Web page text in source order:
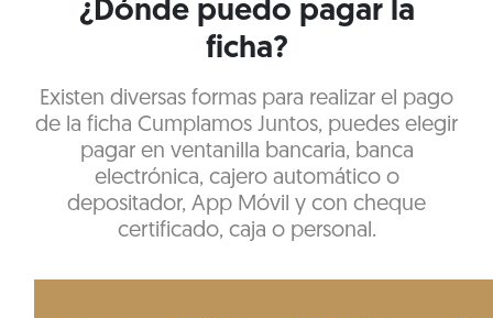
¿Dónde puedo pagar la
ficha?
Existen diversas formas para realizar el pago
de la ficha Cumplamos Juntos, puedes elegir
pagar en ventanilla bancaria, banca
electrónica, cajero automático o
depositador, App Móvil y con cheque
certificado, caja o personal.